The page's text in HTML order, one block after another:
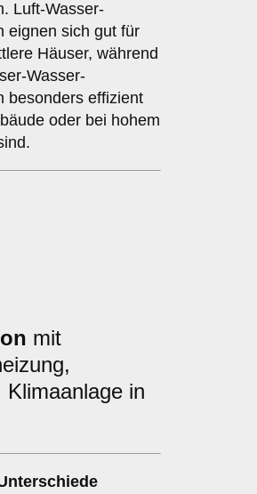
Luft-Wasser-
eignen sich gut für
Häuser, während
Wasser-
besonders effizient
oder bei hohem
mit
Klimaanlage in